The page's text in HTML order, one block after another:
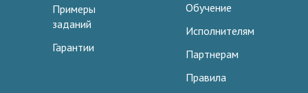
Примеры
заданий
Гарантии
Обучение
Исполнителям
Партнерам
Правила